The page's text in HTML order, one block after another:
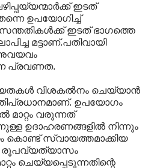
ഇടത്
ഉപയോഗിച്ച്
ഇടത് ഭാഗത്തെ
മട്ടാണ്.പതിവായി
പ്രവണത.
വിശകല്‍നം ചെയ്യാന്‍
ഉപയോഗം
മാറ്റം വരുന്നത്
ഉദാഹരണങ്ങളില്‍ നിന്നും
കൊണ്ട് സ്വായത്തമാക്കിയ
രൂപവ്യത്യാസം
ചെയ്യപ്പെടുന്നതിന്റെ